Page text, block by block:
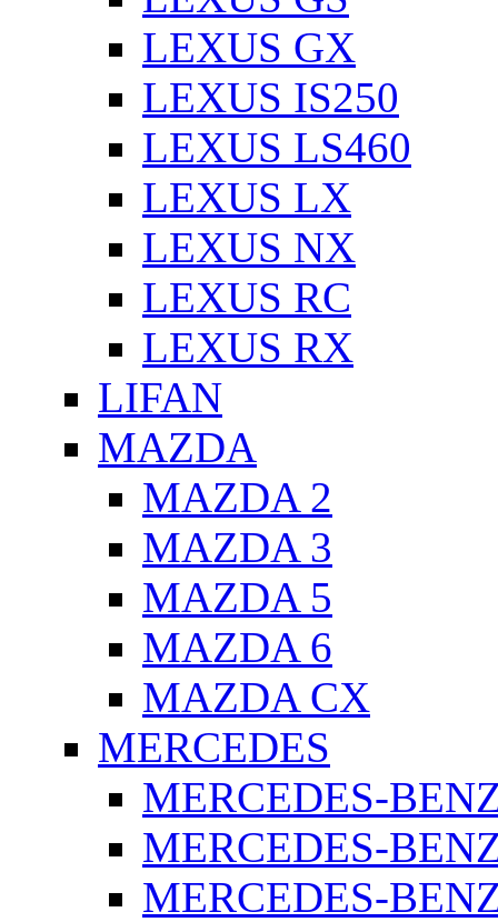
LEXUS GX
LEXUS IS250
LEXUS LS460
LEXUS LX
LEXUS NX
LEXUS RC
LEXUS RX
LIFAN
MAZDA
MAZDA 2
MAZDA 3
MAZDA 5
MAZDA 6
MAZDA CX
MERCEDES
MERCEDES-
MERCEDES-
MERCEDES-